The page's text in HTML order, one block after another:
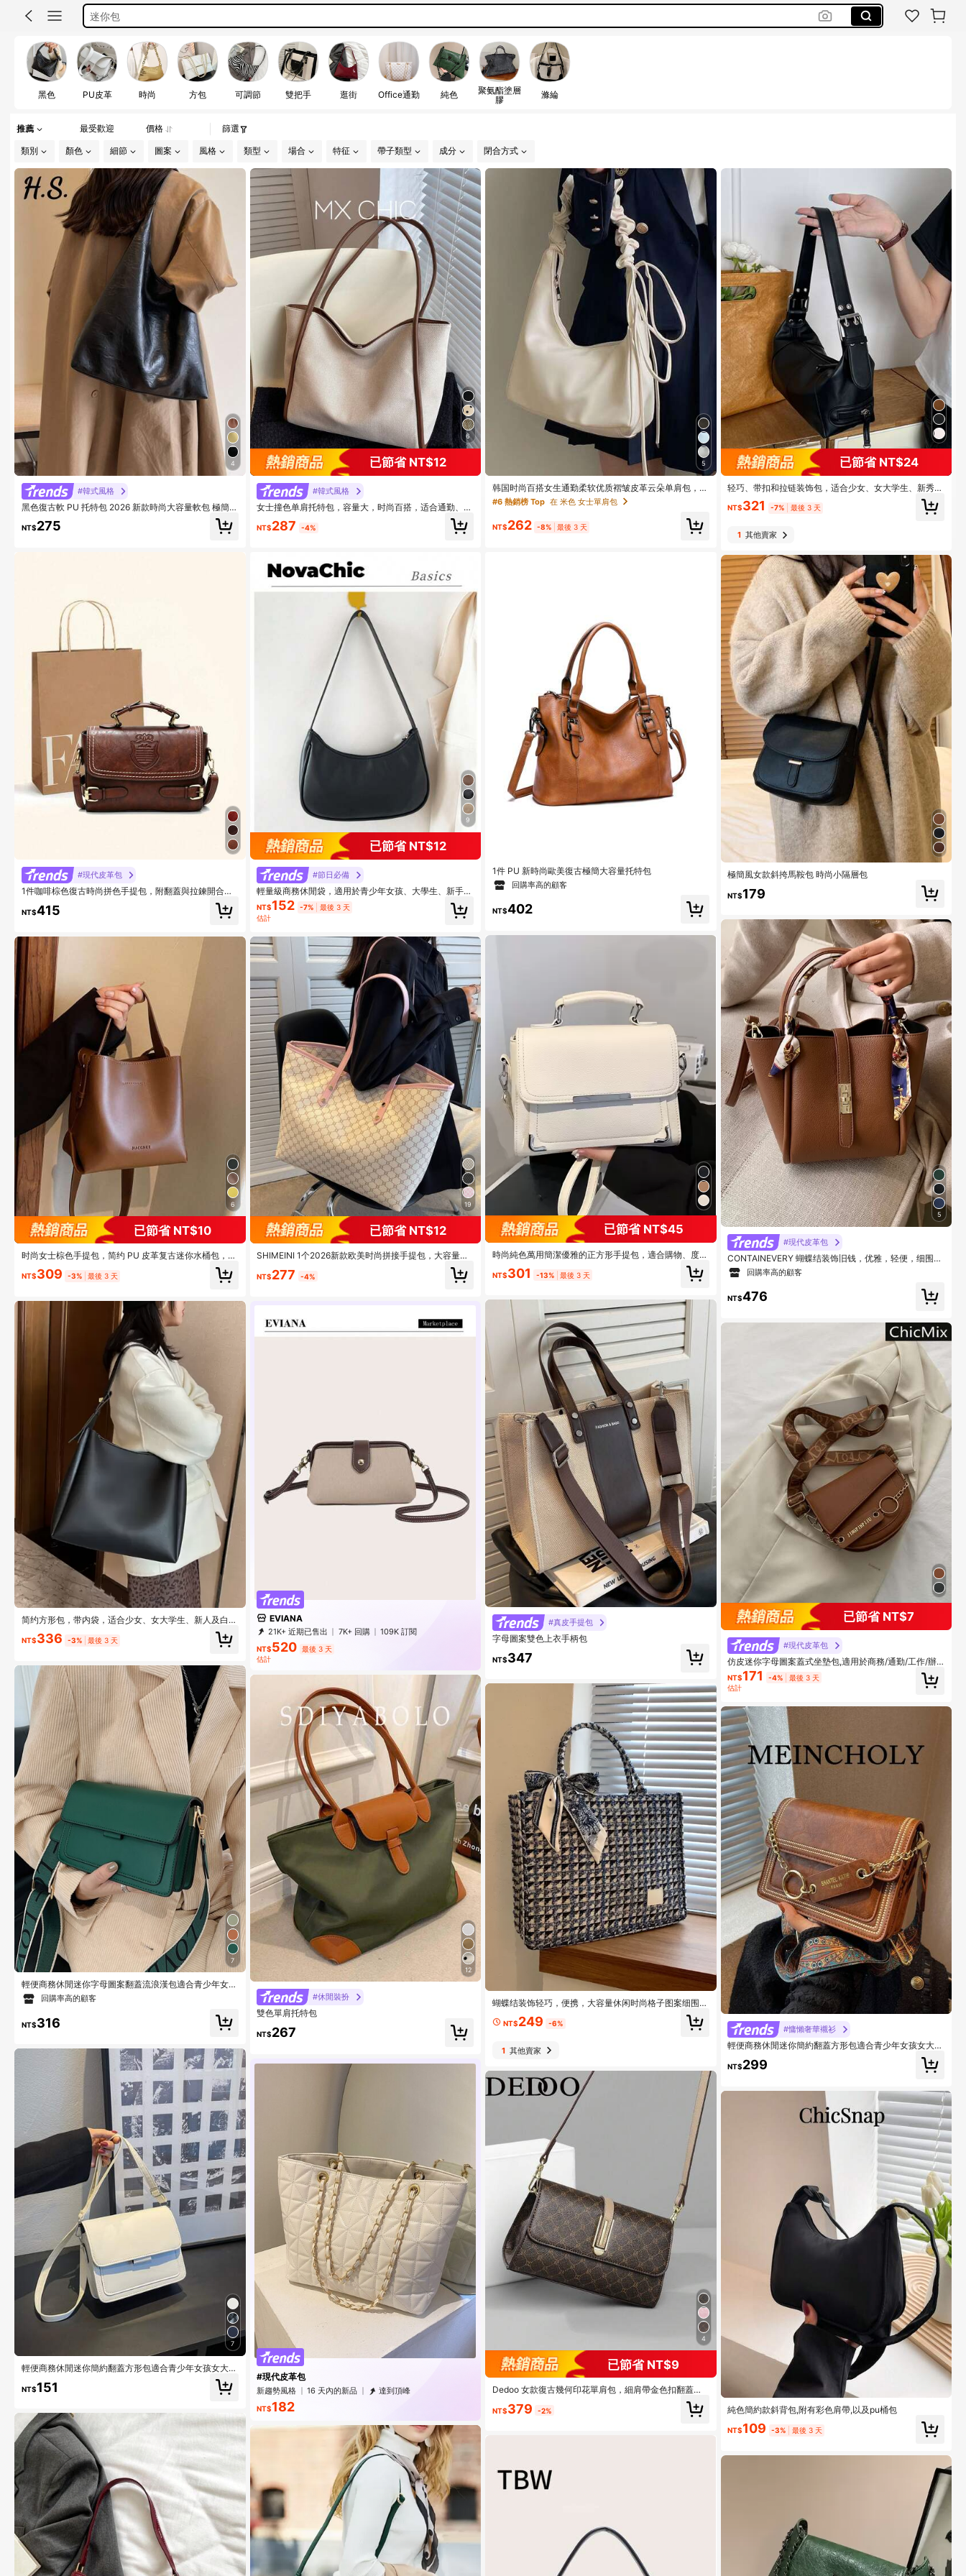
motf
شناط احمر
bags for women
motf
黑色 PU皮革 時尚 方包 可調節 雙把手 逛街 Office通勤 純色
聚氨酯塗層
膠
滌綸
推薦 最受歡迎 價格 篩選
類別 顏色 細節 圖案 風格 類型 場合 特征 帶子類型 成分 閉合方式
4
#韓式風格
黑色復古軟 PU 托特包 2026 新款時尚大容量軟包 極簡純
色內袋肩背包，休閒百搭女款大軟包，適合日常使用、通
勤、購物、約會、大學生上課，半月包
NT$275
#現代皮革包
1件咖啡棕色復古時尚拼色手提包，附翻蓋與拉鍊開合，
PU布料搭配縫線與扣環肩帶，長肩帶可斜背，適合日常
使用與通勤
NT$415
6
已節省 NT$10
时尚女士棕色手提包，简约 PU 皮革复古迷你水桶包，百
NT$309 -3% 最後 3 天
简约方形包，带内袋，适合少女、女大学生、新人及白领
人士，非常适合办公室、工作、商务、通勤，最适合女性
的工作包，引人注目的女性工作包
NT$336 -3% 最後 3 天
7
輕便商務休閒迷你字母圖案翻蓋流浪漢包適合青少年女孩
女大學生、菜鳥和白領，非常適合辦公室、大學、工作、
商務、通勤、戶外、旅行、郊遊
回購率高的顧客
NT$316
7
輕便商務休閒迷你簡約翻蓋方形包適合青少年女孩女大學
生、菜鳥和白領，非常適合辦公室、大學、工作、商務、
通勤、戶外、旅行、郊遊
NT$151
6
已節省 NT$12
#韓式風格
女士撞色单肩托特包，容量大，时尚百搭，适合通勤、上
学、办公及休闲场合，秋冬季必备，女式托特包，大学必
备单品，新款时尚大容量包包，办公包，沙滩包
NT$287 -4%
9
已節省 NT$12
#節日必備
輕量級商務休閒袋，適用於青少年女孩、大學生、新手及
白領女性，完美適用於辦公室、大學、工作、商務、通
勤、戶外、旅行、外出，極簡風格女包
NT$152 -7%
最後 3 天
估計
19
已節省 NT$12
SHIMEINI 1个2026新款欧美时尚拼接手提包，大容量旅
行包，购物袋，适合女性日常使用、工作通勤、学生返
校、度假旅行、节日、约会、送礼
NT$277 -4%
EVIANA
21K+ 近期已售出 7K+ 回購 109K 訂閱
NT$520 最後 3 天
估計
12
#休閒裝扮
雙色單肩托特包
NT$267
#現代皮革包
新趨勢風格 16 天內的新品 達到頂峰
NT$182
5
韩国时尚百搭女生通勤柔软优质褶皱皮革云朵单肩包，大
容量可调节肩带，适合春夏休闲、派对、礼物
#6 熱銷榜 Top 在 米色 女士單肩包
NT$262 -8% 最後 3 天
1件 PU 新時尚歐美復古極簡大容量托特包
回購率高的顧客
NT$402
已節省 NT$45
時尚純色萬用簡潔優雅的正方形手提包，適合購物、度假
NT$301 -13% 最後 3 天
#真皮手提包
字母圖案雙色上衣手柄包
NT$347
蝴蝶结装饰轻巧，便携，大容量休闲时尚格子图案细围巾
装饰单肩托特包经典粗花呢格子托特包，带细围巾装饰，
大容量适合女孩，女士大容量单肩包适合中学、高中、工
作、商务、通勤，是送给她的完美情人节礼物，女士蝴蝶
NT$249 -6%
1 其他賣家
4
已節省 NT$9
Dedoo 女款復古幾何印花單肩包，細肩帶金色扣翻蓋斜
NT$379 -2%
已節省 NT$24
轻巧、带扣和拉链装饰包，适合少女、女大学生、新秀和
白领人士，大学、通勤、户外、旅行、郊游、商务休闲女
包，非常适合办公室、商务和工作
NT$321 -7% 最後 3 天
1其他賣家
極簡風女款斜挎馬鞍包 時尚小隔層包
NT$179
5
#現代皮革包
CONTAINEVERY 蝴蝶结装饰旧钱，优雅，轻便，细围巾
装饰旋转锁顶部手柄包，适合少女女士大学生，新秀和白
领大学生，通勤，户外，用于办公室商务和工作，女士工
作包，适合日常优雅和特殊场合，女士优雅商务休闲女
包，非常适合办公室商务和工作
回購率高的顧客
NT$476
已節省 NT$7
#現代皮革包
仿皮迷你字母圖案蓋式坐墊包,適用於商務/通勤/工作/辦
公室
NT$171 -4%
最後 3 天
估計
#慵懶奢華襯衫
輕便商務休閒迷你簡約翻蓋方形包適合青少年女孩女大學
生、菜鳥和白領，非常適合辦公室、大學、工作、商務、
通勤、戶外、旅行、郊遊
NT$299
純色簡約款斜背包,附有彩色肩帶,以及pu桶包
NT$109 -3% 最後 3 天